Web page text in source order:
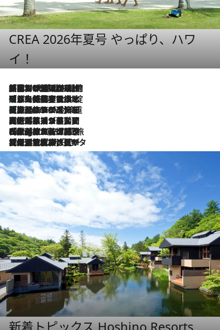
CREA 2026年夏号 やっぱり、ハワ
イ！
2026.8.6
「荷物が増えるほど旅ストレスは増す」美容ジャーナリストがたどり着いた最終結論。“化粧品を劇的に減らす”感動の凝縮美容とは
2026.8.6
「旅先には金髪ウィッグを持参」日本と同じメイクでは損してる!? 美容ジャーナリストが提案する“掟破りの旅美容”とは
2026.8.6
【厳選旅コスメ】「身軽さ＆UV対策重視！」ヘアアーティストshucoが選んだ夏旅ベストコスメを発表【Mサイズジップ】
2026.8.5
【厳選旅コスメ】国内をあちこち移動する河井菜摘が選んだ夏旅ベストコスメ発表！「リラックスアイテムはマスト」【Mサイズジップ】
2026.8.4
【厳選旅コスメ】「紫外線＆乾燥対策しながらメイク感も！」ヘア＆メイクGeorgeが選んだ夏旅ベストコスメを発表！【Mサイズジップ】
2026.8.3
【厳選旅コスメ】「保湿もタイパ重視！」“サウナ好き”タレント清水みさとが愛用する夏旅ベストコスメを発表！【Mサイズジップ】